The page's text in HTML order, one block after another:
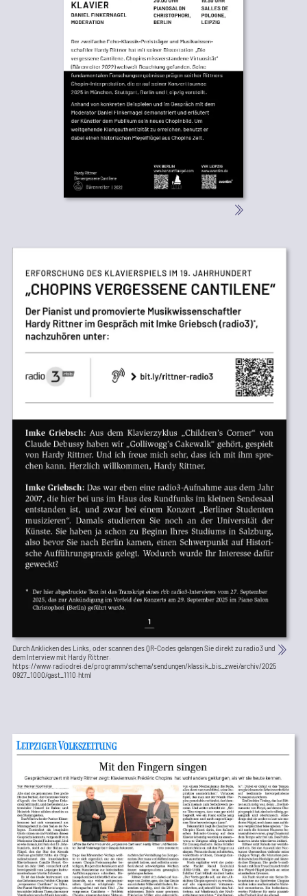
Durch Anklicken des Links, oder scannen des QR-Codes gelangen Sie direkt zu radio3 und
dem Interview mit Hardy Rittner.
https://www.radiodrei.de/programm/schema/sendungen/klassik_bis_zwei/archiv/2025
0927_1000/gast_1110.html